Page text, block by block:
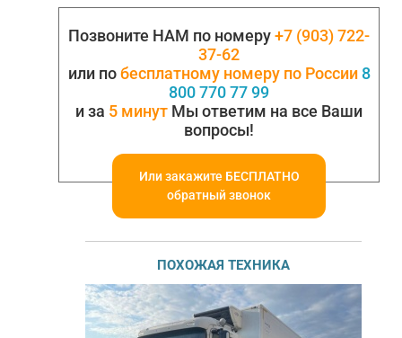
Позвоните НАМ по номеру+7 (903) 722-
37-62
или побесплатному номеру по России 8
800 770 77 99
и за 5 минут Мы ответим на все Ваши
вопросы!
Или закажите БЕСПЛАТНО
обратный звонок
ПОХОЖАЯ ТЕХНИКА